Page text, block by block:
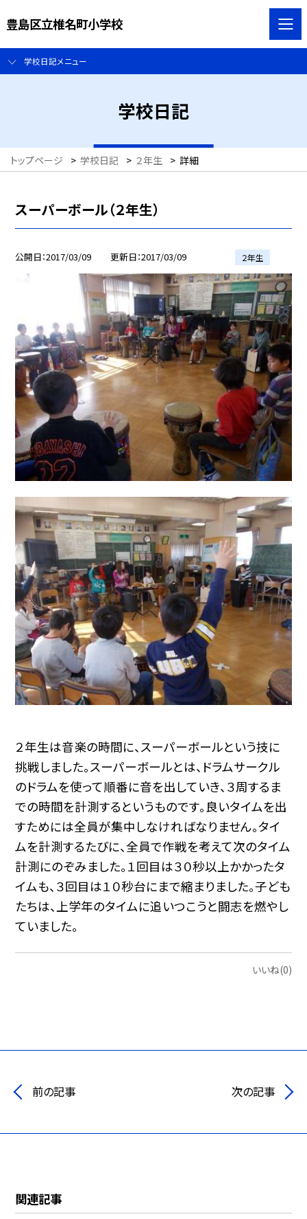
豊島区立椎名町小学校
学校日記メニュー
学校日記
トップページ > 学校日記 > ２年生 > 詳細
スーパーボール（２年生）
公開日 2017/03/09 更新日 2017/03/09 ２年生
２年生は音楽の時間に、スーパーボールという技に
挑戦しました。スーパーボールとは、ドラムサークル
のドラムを使って順番に音を出していき、３周するま
での時間を計測するというものです。良いタイムを出
すためには全員が集中しなければなりません。タイ
ムを計測するたびに、全員で作戦を考えて次のタイム
計測にのぞみました。１回目は３０秒以上かかったタ
イムも、３回目は１０秒台にまで縮まりました。子ども
たちは、上学年のタイムに追いつこうと闘志を燃やし
ていました。
いいね(0)
前の記事 次の記事
関連記事